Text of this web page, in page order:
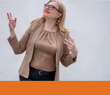
Hyvinvointi
Osaaminen Tavoitteet